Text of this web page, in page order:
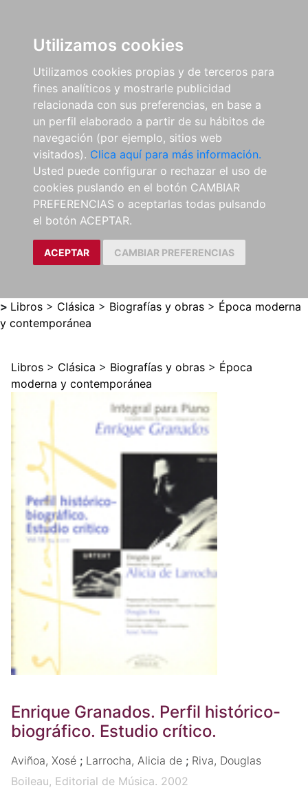
Utilizamos cookies
Utilizamos cookies propias y de terceros para
fines analíticos y mostrarle publicidad
relacionada con sus preferencias, en base a
un perfil elaborado a partir de su hábitos de
navegación (por ejemplo, sitios web
visitados). Clica aquí para más información.
Usted puede configurar o rechazar el uso de
cookies puslando en el botón CAMBIAR
PREFERENCIAS o aceptarlas todas pulsando
el botón ACEPTAR.
ACEPTAR CAMBIAR PREFERENCIAS
> Libros > Clásica > Biografías y obras > Época moderna
y contemporánea
Libros > Clásica > Biografías y obras > Época
moderna y contemporánea
Enrique Granados. Perfil histórico-
biográfico. Estudio crítico.
Aviñoa, Xosé ; Larrocha, Alicia de ; Riva, Douglas
Boileau, Editorial de Música. 2002